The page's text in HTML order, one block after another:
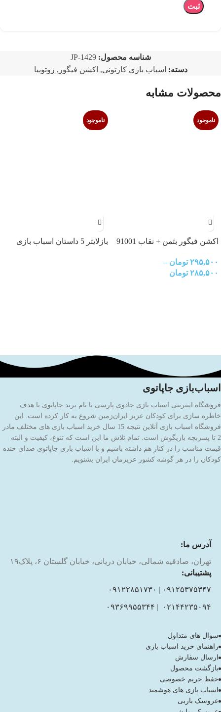
ثبت
شناسه محصول:JP-1429
دسته: اسباب بازی کارتونی, اکشن فیگور , زوتوپیا
محصولات مشابه
ناموجود
اکشن فیگور بتمن + نقاب 91001
۲۹۵,۵۰۰ تومان –
۲۸۵,۵۰۰ تومان
ناموجود
بازلایتر 5 داستان اسباب بازی
اسباب‌بازی جاپاتوی
فروشگاه اینترنتی اسباب بازی جادوی پارسی با نام برند جاپاتوی با هدف
خاطره سازی برای کودکان عزیز ایران‌زمین شروع به کار کرده است. این
فروشگاه اسباب بازی آنلاین نتیجه 15 سال خرید اسباب بازی های مختلف مادر
2 تا پسربچه بازیگوش است. تمام تلاش ما این است که تنوع، کیفیت و البته
قیمت مناسب را در کنار هم داشته باشیم و با اسباب بازی جاپاتوی صدای خنده
کودکان را در هر گوشه کشور عزیزمان ایران بشنویم.
آدرس ما:
تهران، صادقیه شمالی، خیابان دریانی، خیابان گلستان ۶، پلاک۱۹
پشتیبانی:
۰۹۱۲۵۳۷۵۳۴۷ | ۰۹۱۲۲۸۵۱۷۳۰
۰۲۱۴۴۲۳۵۰۹۴ | ۰۹۳۶۹۹۵۵۳۴۴
سوال های متداول
راهنمای خرید اسباب بازی
ارسال سفارش
بازگشت محصول
حفظ حریم خصوصی
اسباب بازی های هوشمند
عروسک باربی